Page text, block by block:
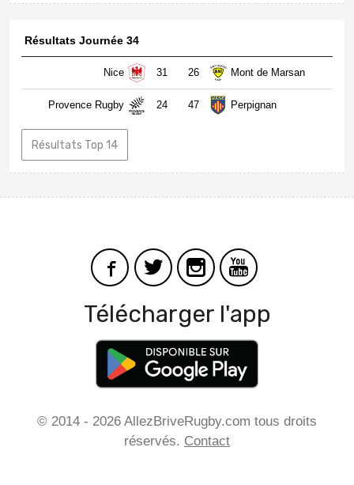
Résultats Journée 34
Nice 31 26 Mont de Marsan
Provence Rugby 24 47 Perpignan
Résultats Top 14
Télécharger l'app
© 2014 - 2026 AllezBriveRugby.com tous droits
réservés. Contact